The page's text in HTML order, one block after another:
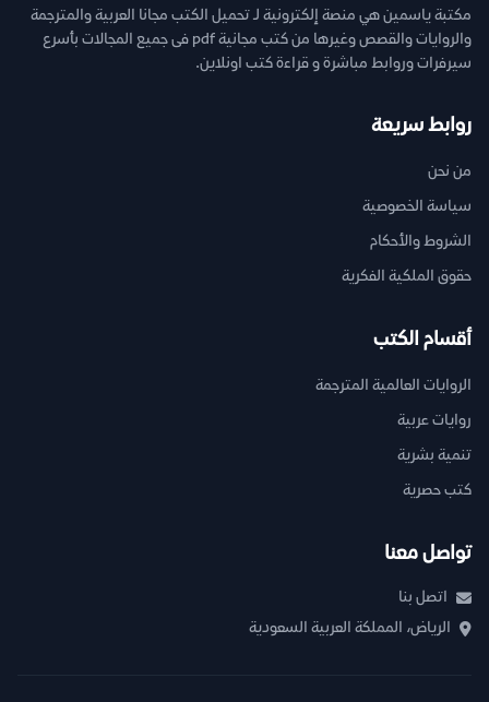
مكتبة ياسمين هي منصة إلكترونية لـ تحميل الكتب مجانا العربية والمترجمة
والروايات والقصص وغيرها من كتب مجانية pdf فى جميع المجالات بأسرع
سيرفرات وروابط مباشرة و قراءة كتب اونلاين.
روابط سريعة
من نحن
سياسة الخصوصية
الشروط والأحكام
حقوق الملكية الفكرية
أقسام الكتب
الروايات العالمية المترجمة
روايات عربية
تنمية بشرية
كتب حصرية
تواصل معنا
اتصل بنا
الرياض، المملكة العربية السعودية